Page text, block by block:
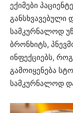
ექიმები
განსხვავებული
სამკურნალოდ
ბრონხიტს,
ინფექციებს,
გამოიყენება
სამკურნალოდ